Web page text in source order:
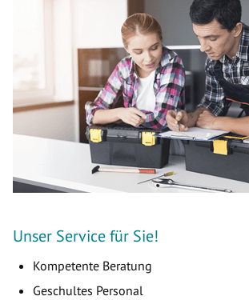
Unser Service für Sie!
Kompetente Beratung
Geschultes Personal